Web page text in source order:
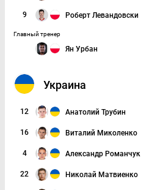
9 Роберт Левандовски
Главный тренер
Ян Урбан
Украина
12 Анатолий Трубин
16 Виталий Миколенко
4 Александр Романчук
22 Николай Матвиенко